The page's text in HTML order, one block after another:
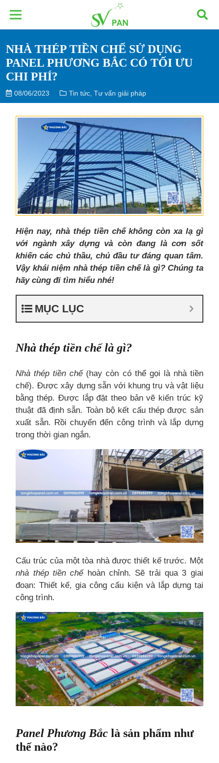
NHÀ THÉP TIỀN CHẾ SỬ DỤNG
PANEL PHƯƠNG BẮC CÓ TỐI ƯU
CHI PHÍ?
08/06/2023 Tin tức ,Tư vấn giải pháp
Hiện nay, nhà thép tiền chế không còn xa lạ gì
với ngành xây dựng và còn đang là cơn sốt
khiến các chủ thầu, chủ đầu tư đáng quan tâm.
Vậy khái niệm nhà thép tiền chế là gì? Chúng ta
hãy cùng đi tìm hiểu nhé!
MỤC LỤC
Nhà thép tiền chế là gì?
Nhà thép tiền chế(hay còn có thể gọi là nhà tiền
chế). Được xây dựng sẵn với khung trụ và vật liệu
bằng thép. Được lắp đặt theo bản vẽ kiến trúc kỹ
thuật đã định sẵn. Toàn bộ kết cấu thép được sản
xuất sẵn. Rồi chuyển đến công trình và lắp dựng
trong thời gian ngắn.
Cấu trúc của một tòa nhà được thiết kế trước. Một
nhà thép tiền chế hoàn chỉnh. Sẽ trải qua 3 giai
đoạn: Thiết kế, gia công cấu kiện và lắp dựng tại
công trình.
Panel Phương Bắc là sản phẩm như
thế nào?